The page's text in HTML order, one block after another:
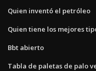
Quien inventó el petróleo
Quien tiene los mejores
Bbt abierto
Tabla de paletas de palo